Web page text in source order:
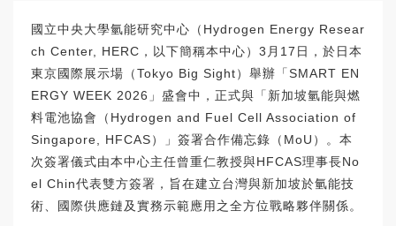
國立中央大學氫能研究中心（Hydrogen Energy Resear
ch Center, HERC，以下簡稱本中心）3月17日，於日本
東京國際展示場（Tokyo Big Sight）舉辦「SMART EN
ERGY WEEK 2026」盛會中，正式與「新加坡氫能與燃
料電池協會（Hydrogen and Fuel Cell Association of
Singapore, HFCAS）」簽署合作備忘錄（MoU）。本
次簽署儀式由本中心主任曾重仁教授與HFCAS理事長No
el Chin代表雙方簽署，旨在建立台灣與新加坡於氫能技
術、國際供應鏈及實務示範應用之全方位戰略夥伴關係。